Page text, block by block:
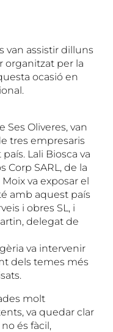
van assistir dilluns
organitzat per la
ocasió en
Ses Oliveres, van
tres empresaris
Lali Biosca va
Corp SARL, de la
va exposar el
amb aquest país
i obres SL, i
delegat de
va intervenir
dels temes més
molt
va quedar clar
és fàcil,